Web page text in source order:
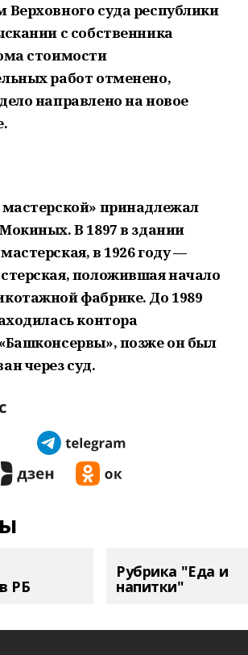
Верховного суда республики
с собственника
стоимости
работ отменено,
направлено на новое
принадлежал
В 1897 в здании
в 1926 году —
положившая начало
фабрике. До 1989
контора
позже он был
через суд.
РБ
Рубрика "Еда и
напитки"